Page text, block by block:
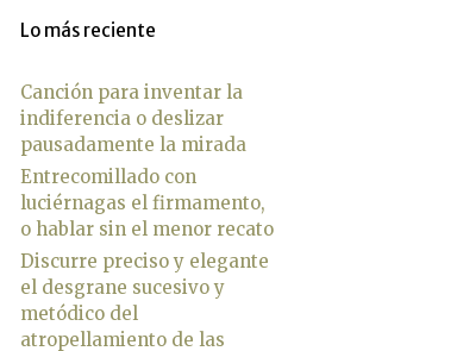
Lo más reciente
Canción para inventar la
indiferencia o deslizar
pausadamente la mirada
Entrecomillado con
luciérnagas el firmamento,
o hablar sin el menor recato
Discurre preciso y elegante
el desgrane sucesivo y
metódico del
atropellamiento de las